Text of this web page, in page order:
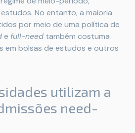
No entanto, a maioria
por meio de uma política de
e full-need também costuma
em bolsas de estudos e outros
utilizam a
need-